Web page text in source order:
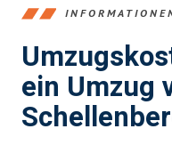
ein Umzug